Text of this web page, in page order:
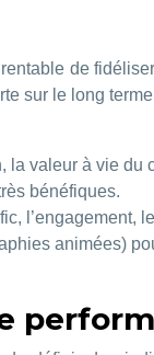
de
sur le long
valeur à vie du
bénéfiques.
l’engagement,
animées)